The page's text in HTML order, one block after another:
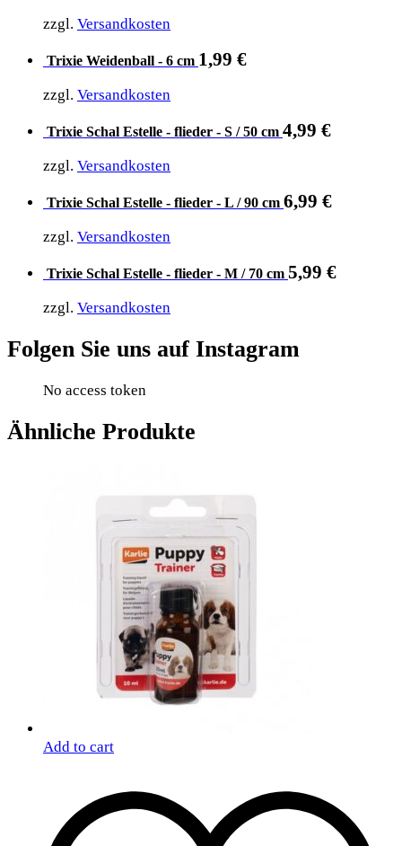
zzgl. Versandkosten
Trixie Weidenball - 6 cm 1,99 €
zzgl. Versandkosten
Trixie Schal Estelle - flieder - S / 50 cm 4,99 €
zzgl. Versandkosten
Trixie Schal Estelle - flieder - L / 90 cm 6,99 €
zzgl. Versandkosten
Trixie Schal Estelle - flieder - M / 70 cm 5,99 €
zzgl. Versandkosten
Folgen Sie uns auf Instagram
No access token
Ähnliche Produkte
Add to cart